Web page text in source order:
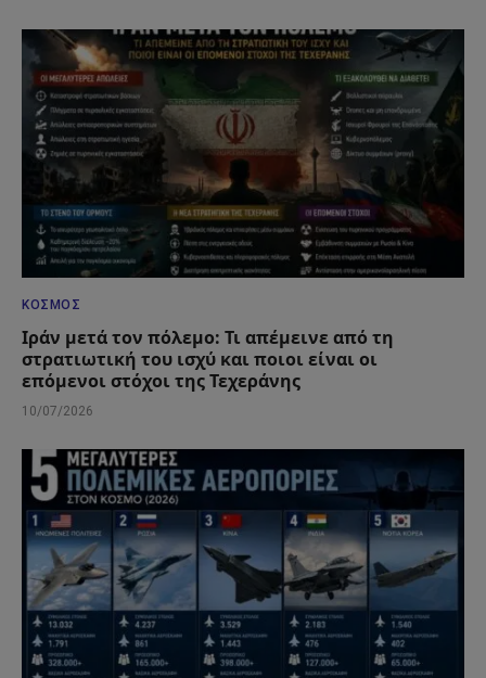
ΚΌΣΜΟΣ
Ιράν μετά τον πόλεμο: Τι απέμεινε από τη
στρατιωτική του ισχύ και ποιοι είναι οι
επόμενοι στόχοι της Τεχεράνης
10/07/2026